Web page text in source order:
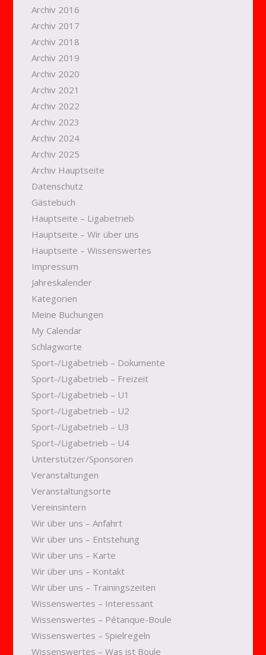
Archiv 2016
Archiv 2017
Archiv 2018
Archiv 2019
Archiv 2020
Archiv 2021
Archiv 2022
Archiv 2023
Archiv 2024
Archiv 2025
Archiv Hauptseite
Datenschutz
Gästebuch
Hauptseite – Ligabetrieb
Hauptseite – Wir über uns
Hauptseite – Wissenswertes
Impressum
Jahreskalender
Kategorien
Meine Buchungen
My Calendar
Schlagworte
Sport-/Ligabetrieb – Dokumente
Sport-/Ligabetrieb – Freizeit
Sport-/Ligabetrieb – U1
Sport-/Ligabetrieb – U2
Sport-/Ligabetrieb – U3
Sport-/Ligabetrieb – U4
Unterstützer/Sponsoren
Veranstaltungen
Veranstaltungsorte
Vereinsintern
Wir über uns – Anfahrt
Wir über uns – Entstehung
Wir über uns – Karte
Wir über uns – Kontakt
Wir über uns – Trainingszeiten
Wissenswertes – Interessant
Wissenswertes – Pétanque-Boule
Wissenswertes – Spielregeln
Wissenswertes – Was ist Boule